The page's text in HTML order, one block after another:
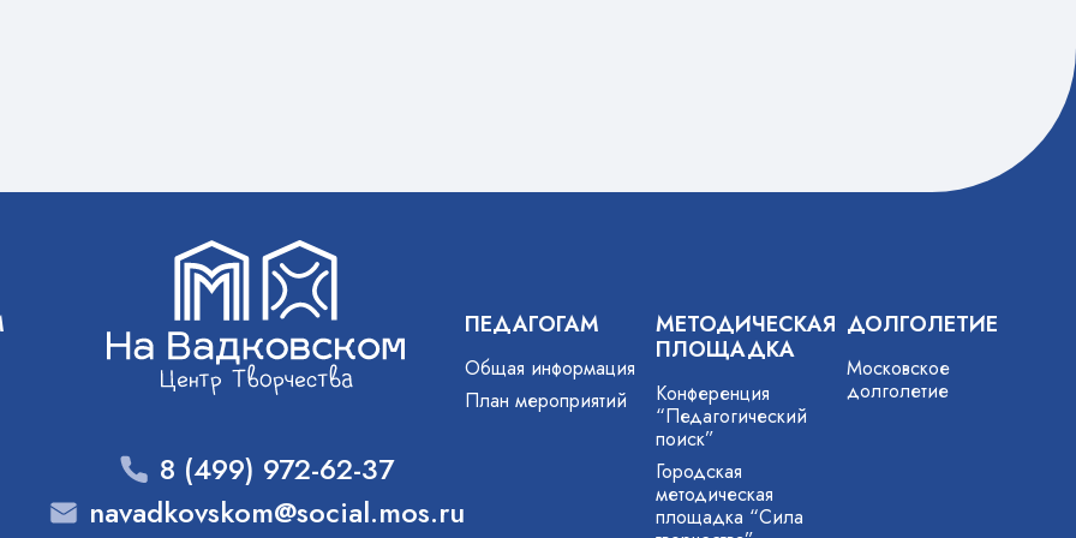
8 (499) 972-62-37
navadkovskom@social.mos.ru
ПЕДАГОГАМ
Общая информация
План мероприятий
МЕТОДИЧЕСКАЯ
ПЛОЩАДКА
Конференция
“Педагогический
поиск”
Городская
методическая
площадка “Сила
ДОЛГОЛЕТИЕ
Московское
долголетие